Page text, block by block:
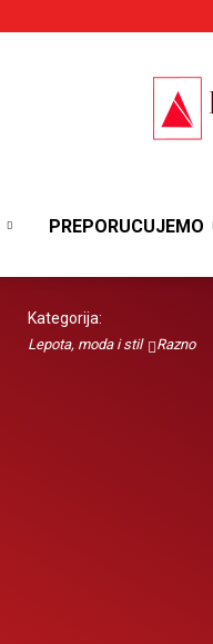
PREPORUCUJEMO
Kategorija:
Lepota, moda i stil Razno